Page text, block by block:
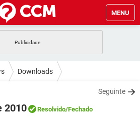
MENU
FACEBOOK
GMAIL
WHATSAPP
WHATSAPP
Downloads
Seguinte
2010 Resolvido/Fechado